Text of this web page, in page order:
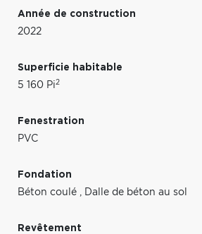
Année de construction
2022
Superficie habitable
5 160 Pi2
Fenestration
PVC
Fondation
Béton coulé , Dalle de béton au sol
Revêtement